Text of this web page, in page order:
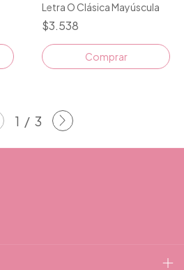
Letra O Clásica Mayúscula
$3.538
Comprar
1 / 3